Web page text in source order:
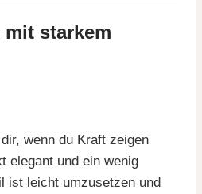
mit starkem
wenn du Kraft zeigen
elegant und ein wenig
ist leicht umzusetzen und